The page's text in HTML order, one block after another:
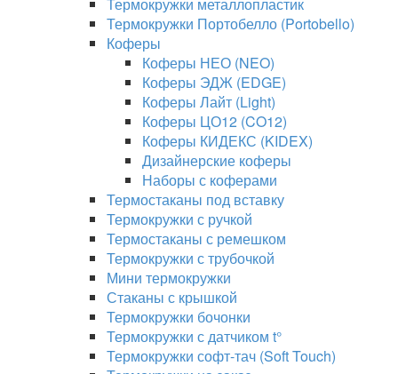
Термокружки Портобелло (Portobello)
Коферы
Коферы НЕО (NEO)
Коферы ЭДЖ (EDGE)
Коферы Лайт (Light)
Коферы ЦО12 (CO12)
Коферы КИДЕКС (KIDEX)
Дизайнерские коферы
Наборы с коферами
Термостаканы под вставку
Термокружки с ручкой
Термостаканы с ремешком
Термокружки с трубочкой
Мини термокружки
Стаканы с крышкой
Термокружки бочонки
Термокружки с датчиком t°
Термокружки софт-тач (Soft Touch)